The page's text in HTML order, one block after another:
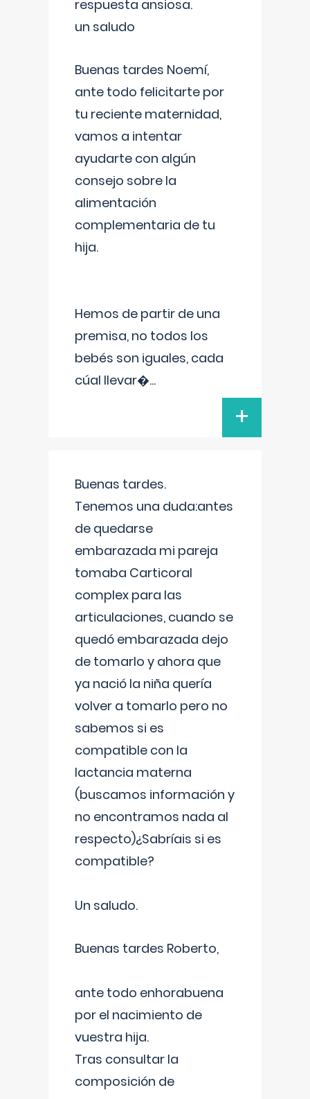
respuesta ansiosa.
un saludo
Buenas tardes Noemí,
ante todo felicitarte por
tu reciente maternidad,
vamos a intentar
ayudarte con algún
consejo sobre la
alimentación
complementaria de tu
hija.
Hemos de partir de una
premisa, no todos los
bebés son iguales, cada
cúal llevar�...
+
Buenas tardes.
Tenemos una duda:antes
de quedarse
embarazada mi pareja
tomaba Carticoral
complex para las
articulaciones, cuando se
quedó embarazada dejo
de tomarlo y ahora que
ya nació la niña quería
volver a tomarlo pero no
sabemos si es
compatible con la
lactancia materna
(buscamos información y
no encontramos nada al
respecto)¿Sabríais si es
compatible?
Un saludo.
Buenas tardes Roberto,
ante todo enhorabuena
por el nacimiento de
vuestra hija.
Tras consultar la
composición de